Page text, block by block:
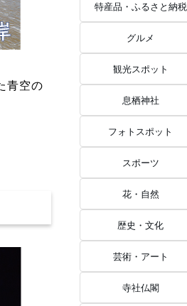
青空の
特産品・ふるさと納税
グルメ
観光スポット
息栖神社
フォトスポット
スポーツ
花・自然
歴史・文化
芸術・アート
寺社仏閣